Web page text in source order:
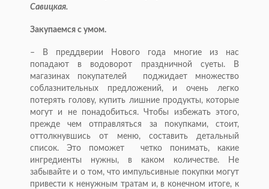
Савицкая.
Закупаемся с умом.
– В преддверии Нового года многие из нас
попадают в водоворот праздничной суеты. В
магазинах покупателей поджидает множество
соблазнительных предложений, и очень легко
потерять голову, купить лишние продукты, которые
могут и не понадобиться. Чтобы избежать этого,
прежде чем отправляться за покупками, стоит,
оттолкнувшись от меню, составить детальный
список. Это поможет четко понимать, какие
ингредиенты нужны, в каком количестве. Не
забывайте и о том, что импульсивные покупки могут
привести к ненужным тратам и, в конечном итоге, к